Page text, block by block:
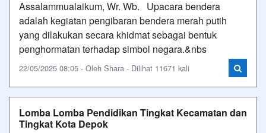
Assalammualaikum, Wr. Wb. Upacara bendera
adalah kegiatan pengibaran bendera merah putih
yang dilakukan secara khidmat sebagai bentuk
penghormatan terhadap simbol negara.&nbs
22/05/2025 08:05 - Oleh Shara - Dilihat 11671 kali
Lomba Lomba Pendidikan Tingkat Kecamatan dan
Tingkat Kota Depok